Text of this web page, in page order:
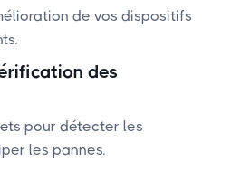
de vos dispositifs
des
pour détecter les
les pannes.